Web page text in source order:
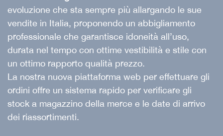
evoluzione che sta sempre più allargando le sue
vendite in Italia, proponendo un abbigliamento
professionale che garantisce idoneità all’uso,
durata nel tempo con ottime vestibilità e stile con
un ottimo rapporto qualità prezzo.
La nostra nuova piattaforma web per effettuare gli
ordini offre un sistema rapido per verificare gli
stock a magazzino della merce e le date di arrivo
dei riassortimenti.